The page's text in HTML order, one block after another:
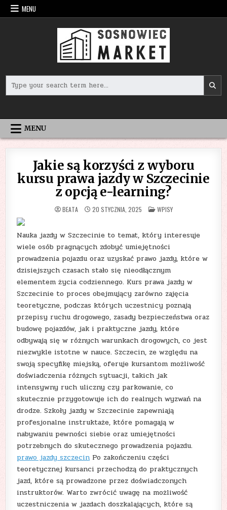
Skip
to
MENU
for:
MENU
Jakie są korzyści z wyboru
kursu prawa jazdy w Szczecinie
z opcją e-learning?
BEATA 20 STYCZNIA, 2025 POSTED
IN
WPISY
Nauka jazdy w Szczecinie to temat, który interesuje
wiele osób pragnących zdobyć umiejętności
prowadzenia pojazdu oraz uzyskać prawo jazdy, które w
dzisiejszych czasach stało się nieodłącznym
elementem życia codziennego. Kurs prawa jazdy w
Szczecinie to proces obejmujący zarówno zajęcia
teoretyczne, podczas których uczestnicy poznają
przepisy ruchu drogowego, zasady bezpieczeństwa oraz
budowę pojazdów, jak i praktyczne jazdy, które
odbywają się w różnych warunkach drogowych, co jest
niezwykle istotne w nauce. Szczecin, ze względu na
swoją specyfikę miejską, oferuje kursantom możliwość
doświadczenia różnych sytuacji, takich jak
intensywny ruch uliczny czy parkowanie, co
skutecznie przygotowuje ich do realnych wyzwań na
drodze. Szkoły jazdy w Szczecinie zapewniają
profesjonalne instruktaże, które pomagają w
nabywaniu pewności siebie oraz umiejętności
potrzebnych do skutecznego prowadzenia pojazdu.
prawo jazdy szczecin Po zakończeniu części
teoretycznej kursanci przechodzą do praktycznych
jazd, które są prowadzone przez doświadczonych
instruktorów. Warto zwrócić uwagę na możliwość
uczestniczenia w jazdach doszkalających, które są